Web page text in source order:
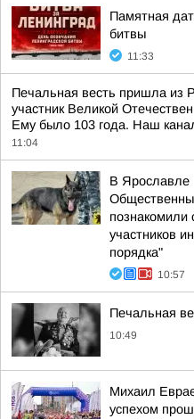
Памятная
битвы
11:33
Печальная весть пришла из
участник Великой
Ему было 103 года. Наш
11:04
В Ярославле
познакомили
участников
порядка"
10:57
Печальная
10:49
Михаил
успехом